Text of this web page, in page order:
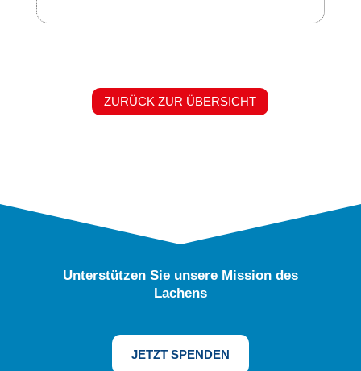
ZURÜCK ZUR ÜBERSICHT
Unterstützen Sie unsere Mission des
Lachens
JETZT SPENDEN